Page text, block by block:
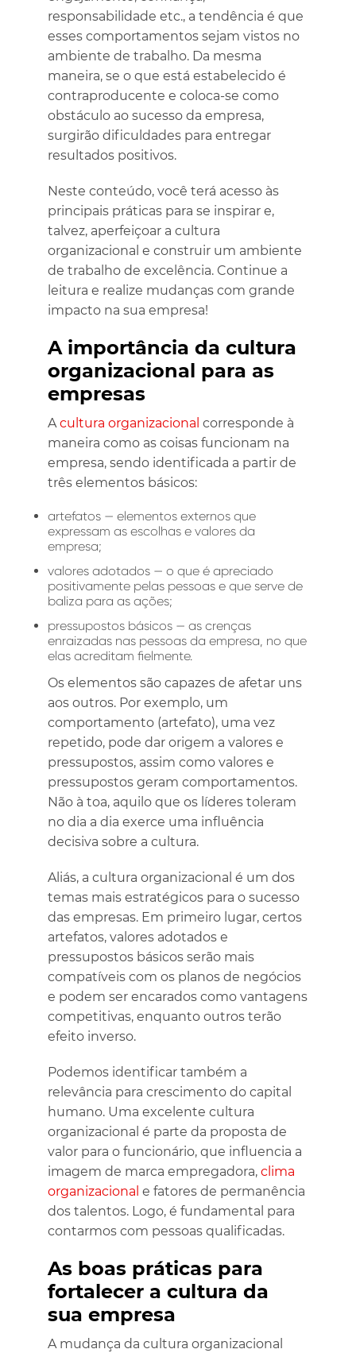
responsabilidade etc., a tendência é que
esses comportamentos sejam vistos no
ambiente de trabalho. Da mesma
maneira, se o que está estabelecido é
contraproducente e coloca-se como
obstáculo ao sucesso da empresa,
surgirão dificuldades para entregar
resultados positivos.
Neste conteúdo, você terá acesso às
principais práticas para se inspirar e,
talvez, aperfeiçoar a cultura
organizacional e construir um ambiente
de trabalho de excelência. Continue a
leitura e realize mudanças com grande
impacto na sua empresa!
A importância da cultura
organizacional para as
empresas
A cultura organizacional corresponde à
maneira como as coisas funcionam na
empresa, sendo identificada a partir de
três elementos básicos:
artefatos — elementos externos que
expressam as escolhas e valores da
empresa;
valores adotados — o que é apreciado
positivamente pelas pessoas e que serve de
baliza para as ações;
pressupostos básicos — as crenças
enraizadas nas pessoas da empresa, no que
elas acreditam fielmente.
Os elementos são capazes de afetar uns
aos outros. Por exemplo, um
comportamento (artefato), uma vez
repetido, pode dar origem a valores e
pressupostos, assim como valores e
pressupostos geram comportamentos.
Não à toa, aquilo que os líderes toleram
no dia a dia exerce uma influência
decisiva sobre a cultura.
Aliás, a cultura organizacional é um dos
temas mais estratégicos para o sucesso
das empresas. Em primeiro lugar, certos
artefatos, valores adotados e
pressupostos básicos serão mais
compatíveis com os planos de negócios
e podem ser encarados como vantagens
competitivas, enquanto outros terão
efeito inverso.
Podemos identificar também a
relevância para crescimento do capital
humano. Uma excelente cultura
organizacional é parte da proposta de
valor para o funcionário, que influencia a
imagem de marca empregadora, clima
organizacional e fatores de permanência
dos talentos. Logo, é fundamental para
contarmos com pessoas qualificadas.
As boas práticas para
fortalecer a cultura da
sua empresa
A mudança da cultura organizacional